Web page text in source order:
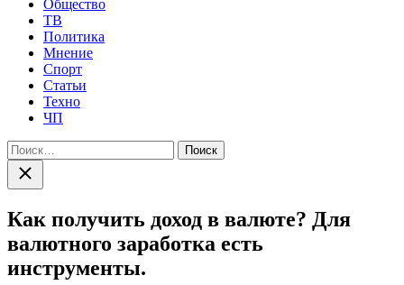
Общество
ТВ
Политика
Мнение
Спорт
Статьи
Техно
ЧП
Найти:
Закрыть
поиск
Как получить доход в валюте? Для
валютного заработка есть
инструменты.